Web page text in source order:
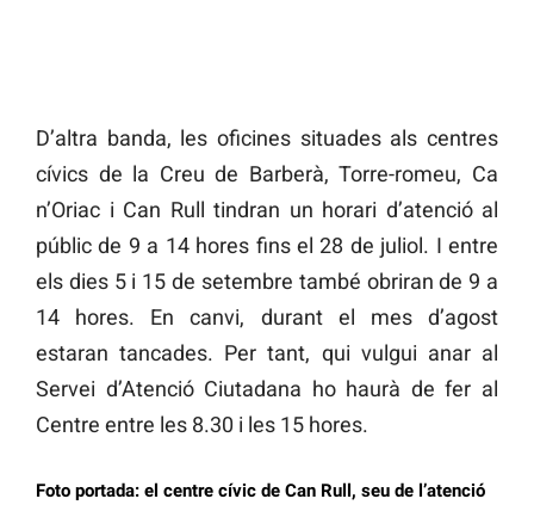
D’altra banda, les oficines situades als centres
cívics de la Creu de Barberà, Torre-romeu, Ca
n’Oriac i Can Rull tindran un horari d’atenció al
públic de 9 a 14 hores fins el 28 de juliol. I entre
els dies 5 i 15 de setembre també obriran de 9 a
14 hores. En canvi, durant el mes d’agost
estaran tancades. Per tant, qui vulgui anar al
Servei d’Atenció Ciutadana ho haurà de fer al
Centre entre les 8.30 i les 15 hores.
Foto portada: el centre cívic de Can Rull, seu de l’atenció